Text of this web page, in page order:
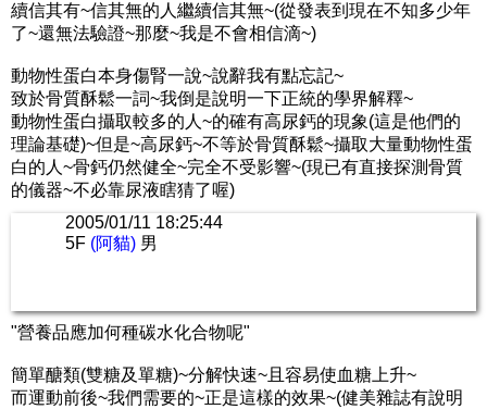
續信其有~信其無的人繼續信其無~(從發表到現在不知多少年
了~還無法驗證~那麼~我是不會相信滴~)
動物性蛋白本身傷腎一說~說辭我有點忘記~
致於骨質酥鬆一詞~我倒是說明一下正統的學界解釋~
動物性蛋白攝取較多的人~的確有高尿鈣的現象(這是他們的
理論基礎)~但是~高尿鈣~不等於骨質酥鬆~攝取大量動物性蛋
白的人~骨鈣仍然健全~完全不受影響~(現已有直接探測骨質
的儀器~不必靠尿液瞎猜了喔)
2005/01/11 18:25:44
5F (阿貓) 男
"營養品應加何種碳水化合物呢"
簡單醣類(雙糖及單糖)~分解快速~且容易使血糖上升~
而運動前後~我們需要的~正是這樣的效果~(健美雜誌有說明